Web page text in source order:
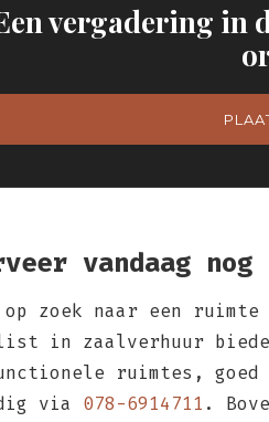
vergadering in
vandaag nog
zoek naar een ruimte
in zaalverhuur
ruimtes, goed
via 078-6914711 .